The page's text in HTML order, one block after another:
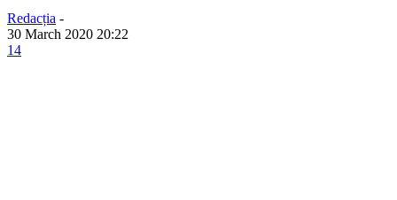
Redacția -
30 March 2020 20:22
14